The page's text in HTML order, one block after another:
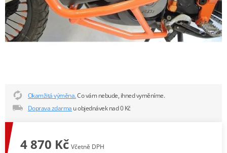
Okamžitá výměna.Co vám nebude, ihned vyměníme.
Doprava zdarma u objednávek nad 0 Kč
4 870 Kč Včetně DPH